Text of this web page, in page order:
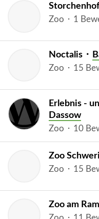
Zoo ⬝ 1
Noctalis ⬝
Zoo ⬝ 15
Erlebnis -
Dassow
Zoo ⬝ 10
Zoo
Zoo ⬝ 15
Zoo am